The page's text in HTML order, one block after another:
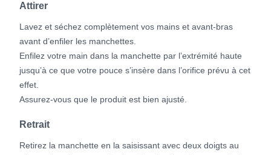
Attirer
Lavez et séchez complètement vos mains et avant-bras
avant d’enfiler les manchettes.
Enfilez votre main dans la manchette par l’extrémité haute
jusqu’à ce que votre pouce s’insère dans l’orifice prévu à cet
effet.
Assurez-vous que le produit est bien ajusté.
Retrait
Retirez la manchette en la saisissant avec deux doigts au